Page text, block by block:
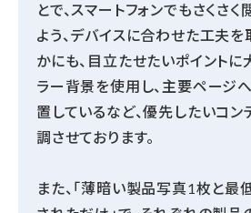
とで、スマートフォンでもさくさ
よう、デバイスに合わせた工夫を
かにも、目立たせたいポイントに
ラー背景を使用し、主要ページ
置しているなど、優先したいコ
調させております。
また、「薄暗い製品写真1枚と